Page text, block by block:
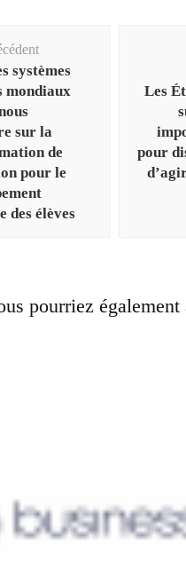
systèmes
mondiaux
sur la
de
pour le
des élèves
Les
pour
pourriez également